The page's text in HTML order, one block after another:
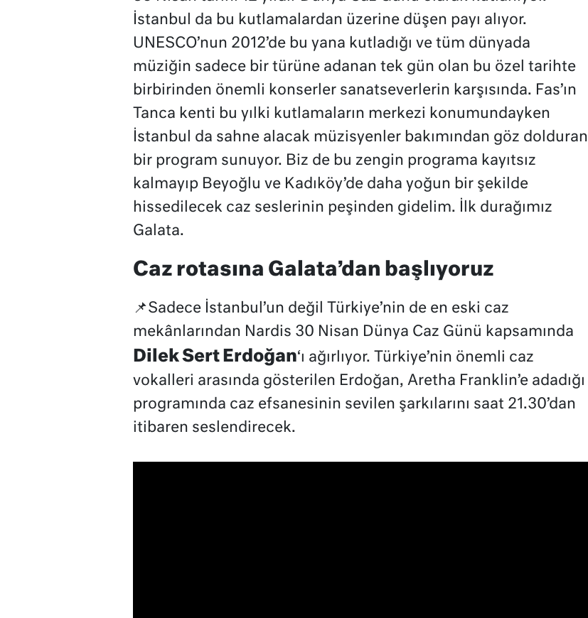
İstanbul da bu kutlamalardan üzerine düşen payı alıyor.
UNESCO’nun 2012’de bu yana kutladığı ve tüm dünyada
müziğin sadece bir türüne adanan tek gün olan bu özel tarihte
birbirinden önemli konserler sanatseverlerin karşısında. Fas’ın
Tanca kenti bu yılki kutlamaların merkezi konumundayken
İstanbul da sahne alacak müzisyenler bakımından göz dolduran
bir program sunuyor. Biz de bu zengin programa kayıtsız
kalmayıp Beyoğlu ve Kadıköy’de daha yoğun bir şekilde
hissedilecek caz seslerinin peşinden gidelim. İlk durağımız
Galata.
Caz rotasına Galata’dan başlıyoruz
📌Sadece İstanbul’un değil Türkiye’nin de en eski caz
mekânlarından Nardis 30 Nisan Dünya Caz Günü kapsamında
Dilek Sert Erdoğan‘ı ağırlıyor. Türkiye’nin önemli caz
vokalleri arasında gösterilen Erdoğan, Aretha Franklin’e adadığı
programında caz efsanesinin sevilen şarkılarını saat 21.30’dan
itibaren seslendirecek.